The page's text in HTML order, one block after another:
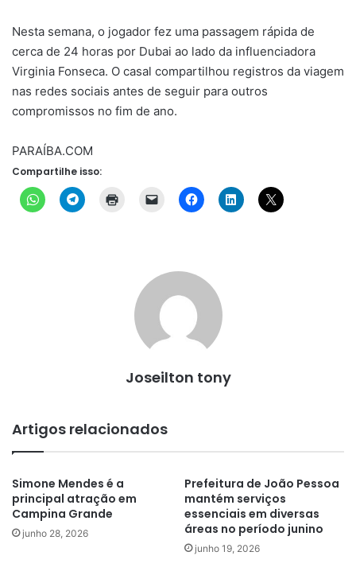
Nesta semana, o jogador fez uma passagem rápida de
cerca de 24 horas por Dubai ao lado da influenciadora
Virginia Fonseca. O casal compartilhou registros da viagem
nas redes sociais antes de seguir para outros
compromissos no fim de ano.
PARAÍBA.COM
Compartilhe isso:
Joseilton tony
Artigos relacionados
Simone Mendes é a
principal atração em
Campina Grande
junho 28, 2026
Prefeitura de João Pessoa
mantém serviços
essenciais em diversas
áreas no período junino
junho 19, 2026